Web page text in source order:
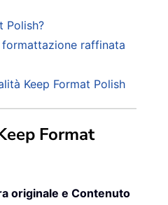
Polish?
raffinata
Keep Format Polish
Format
originale e Contenuto